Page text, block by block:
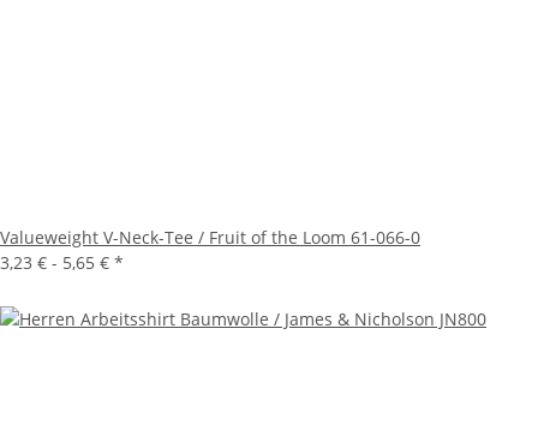
Valueweight V-Neck-Tee / Fruit of the Loom 61-066-0
3,23 € - 5,65 € *